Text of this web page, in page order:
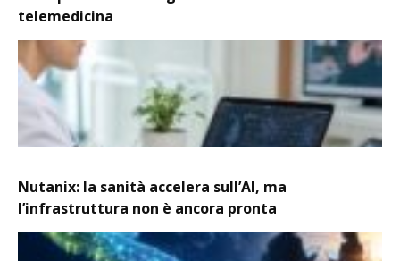
telemedicina
Nutanix: la sanità accelera sull’AI, ma
l’infrastruttura non è ancora pronta